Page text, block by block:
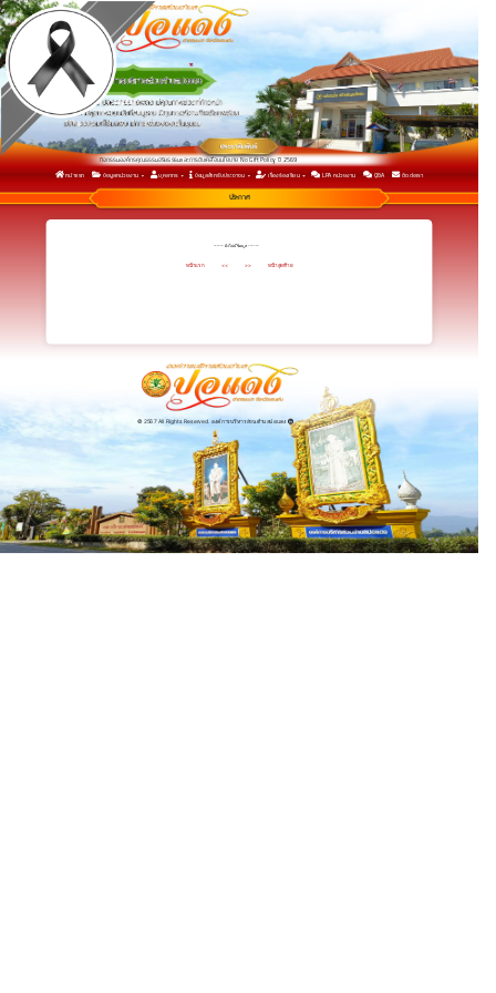
กิจกรรมเพื่อยกระดับการประเมินคุณธรรมและความโปร่งใสในการดำเนินงาน ประจำปีงบประมาณ พ.ศ.2569
รายงานการวิเคราะห์ผลการประเมิน ITA 2568 เพื่อนำไปสู่การพัฒนาและยกระดับผลการประเมิน ITA ในปี 2569
กิจกรรมองค์กรคุณธรรมจริยธรรมและการขับเคลื่อนนโยบาย No Gift Policy ปี 2569
หน้าแรก ข้อมูลหน่วยงาน บุคลากร ข้อมูลสำหรับประชาชน เรื่องร้องเรียน LPA หน่วยงาน Q&A ติดต่อเรา
ประกาศ
------ ยังไม่มีข้อมูล ------
หน้าแรก << >> หน้าสุดท้าย
© 2567 All Rights Reserved. องค์การบริหารส่วนตำบลปอแดง